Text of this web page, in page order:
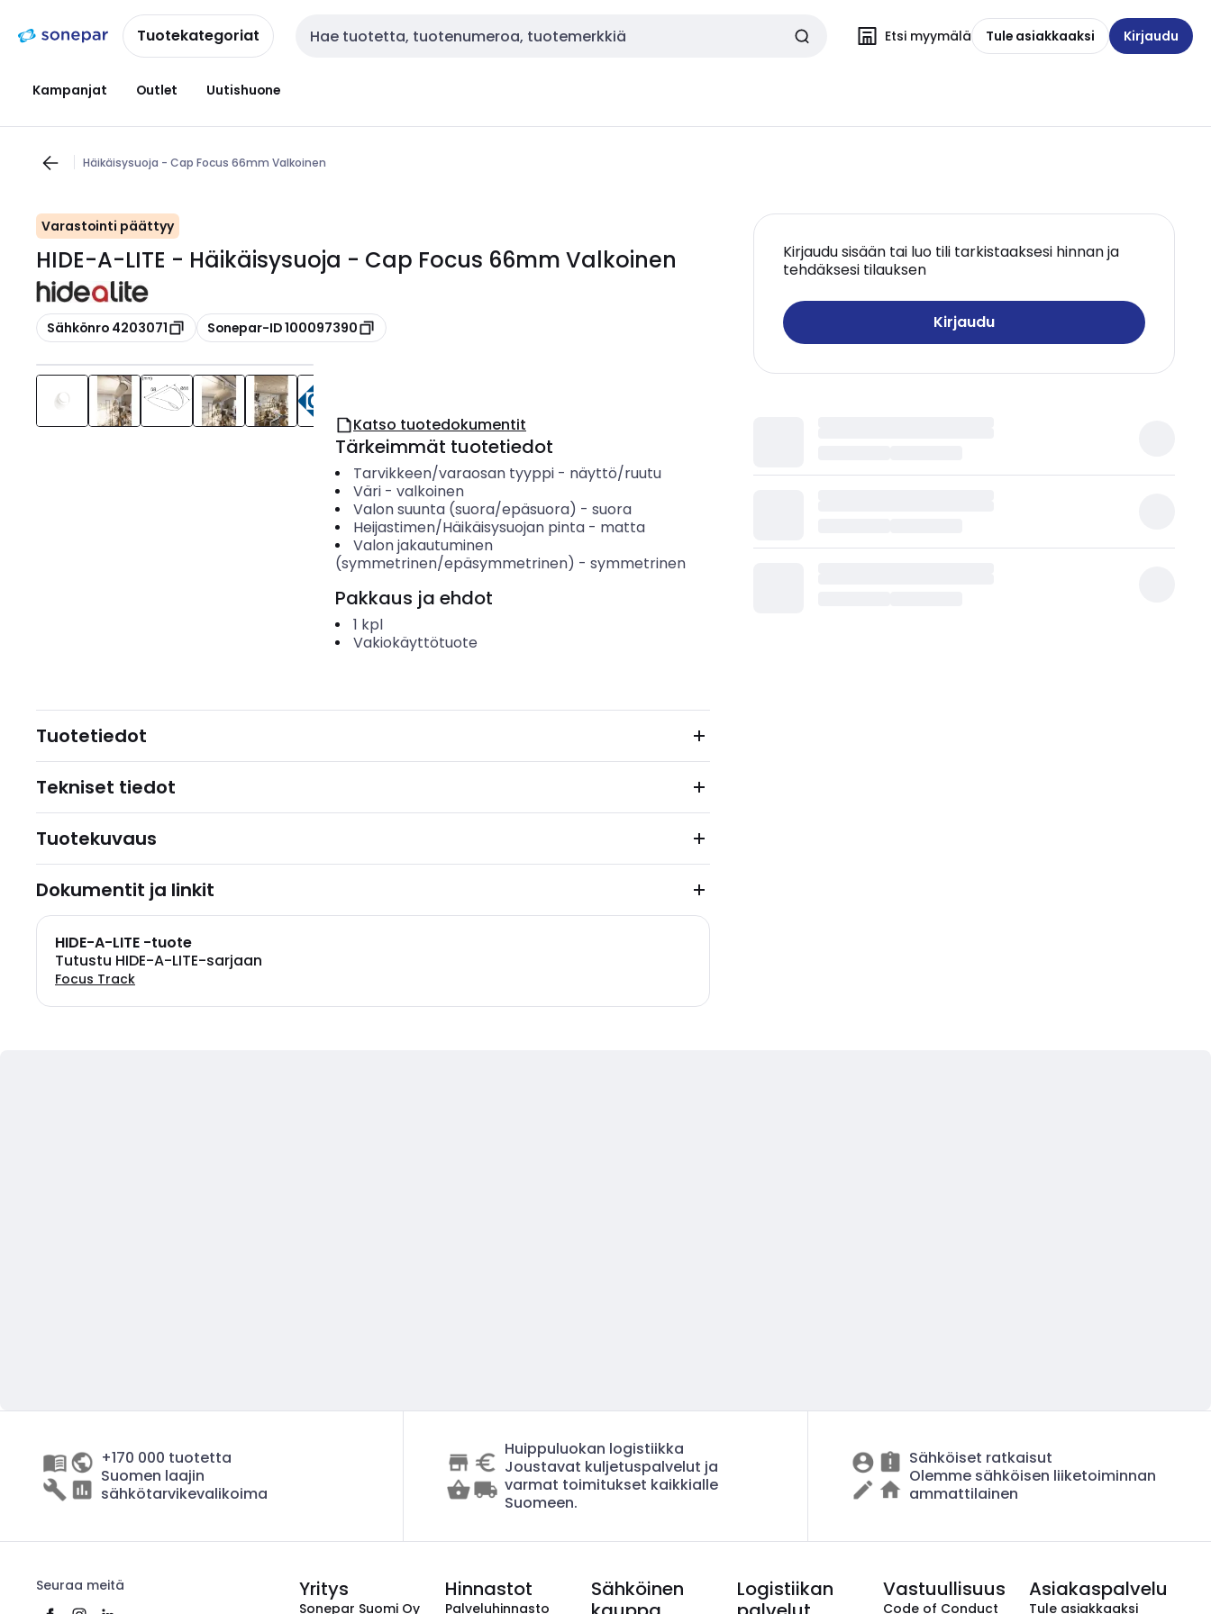
navigointiinsisältöönTuotekategoriat Haku Etsi myymälä Tule asiakkaaksi Kirjaudu
Kampanjat Outlet Uutishuone
Häikäisysuoja - Cap Focus 66mm Valkoinen
Varastointi päättyy
HIDE-A-LITE - Häikäisysuoja - Cap Focus 66mm Valkoinen
Kopioi
Sähkönro 4203071 Kopioi
Sonepar-ID 100097390
Kirjaudu sisään tai luo tili tarkistaaksesi hinnan ja
tehdäksesi tilauksen
Kirjaudu
Katso tuotedokumentit
Tärkeimmät tuotetiedot
Tarvikkeen/varaosan tyyppi- näyttö/ruutu
Väri- valkoinen
Valon suunta (suora/epäsuora) - suora
Heijastimen/Häikäisysuojan pinta- matta
Valon jakautuminen
(symmetrinen/epäsymmetrinen) - symmetrinen
Pakkaus ja ehdot
1 kpl
Vakiokäyttötuote
Tuotetiedot
Tekniset tiedot
Tuotekuvaus
Dokumentit ja linkit
HIDE-A-LITE -tuote
Tutustu HIDE-A-LITE-sarjaan
Focus Track
+170 000 tuotetta
Suomen laajin
sähkötarvikevalikoima
Huippuluokan logistiikka
Joustavat kuljetuspalvelut ja
varmat toimitukset kaikkialle
Suomeen.
Sähköiset ratkaisut
Olemme sähköisen liiketoiminnan
ammattilainen
Seuraa meitä Yritys
Sonepar Suomi Oy
Hinnastot
Palveluhinnasto
Sähköinen
Logistiikan
Vastuullisuus
Code of Conduct
Asiakaspalvelu
Tule asiakkaaksi